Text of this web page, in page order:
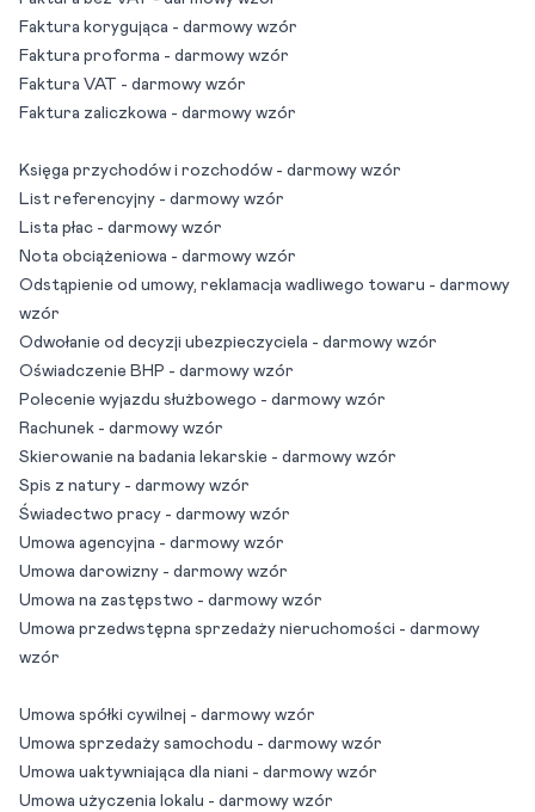
Faktura korygująca - darmowy wzór
Faktura proforma - darmowy wzór
Faktura VAT - darmowy wzór
Faktura zaliczkowa - darmowy wzór
Księga przychodów i rozchodów - darmowy wzór
List referencyjny - darmowy wzór
Lista płac - darmowy wzór
Nota obciążeniowa - darmowy wzór
Odstąpienie od umowy, reklamacja wadliwego towaru - darmowy
wzór
Odwołanie od decyzji ubezpieczyciela - darmowy wzór
Oświadczenie BHP - darmowy wzór
Polecenie wyjazdu służbowego - darmowy wzór
Rachunek - darmowy wzór
Skierowanie na badania lekarskie - darmowy wzór
Spis z natury - darmowy wzór
Świadectwo pracy - darmowy wzór
Umowa agencyjna - darmowy wzór
Umowa darowizny - darmowy wzór
Umowa na zastępstwo - darmowy wzór
Umowa przedwstępna sprzedaży nieruchomości - darmowy
wzór
Umowa spółki cywilnej - darmowy wzór
Umowa sprzedaży samochodu - darmowy wzór
Umowa uaktywniająca dla niani - darmowy wzór
Umowa użyczenia lokalu - darmowy wzór